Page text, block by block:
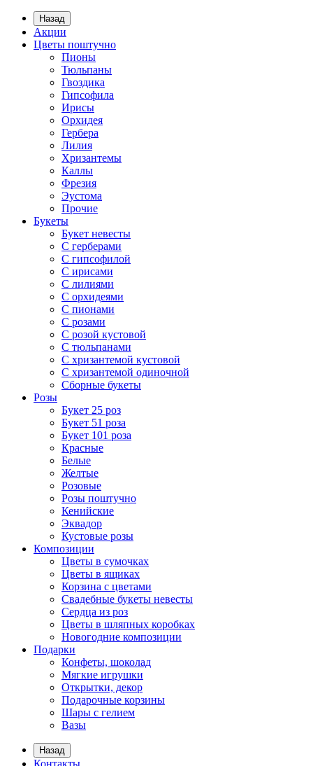
Назад
Акции
Цветы поштучно
Пионы
Тюльпаны
Гвоздика
Гипсофила
Ирисы
Орхидея
Гербера
Лилия
Хризантемы
Каллы
Фрезия
Эустома
Прочие
Букеты
Букет невесты
С герберами
С гипсофилой
С ирисами
С лилиями
С орхидеями
С пионами
С розами
С розой кустовой
С тюльпанами
С хризантемой кустовой
С хризантемой одиночной
Сборные букеты
Розы
Букет 25 роз
Букет 51 роза
Букет 101 роза
Красные
Белые
Желтые
Розовые
Розы поштучно
Кенийские
Эквадор
Кустовые розы
Композиции
Цветы в сумочках
Цветы в ящиках
Корзина с цветами
Свадебные букеты невесты
Сердца из роз
Цветы в шляпных коробках
Новогодние композиции
Подарки
Конфеты, шоколад
Мягкие игрушки
Открытки, декор
Подарочные корзины
Шары с гелием
Вазы
Назад
Контакты